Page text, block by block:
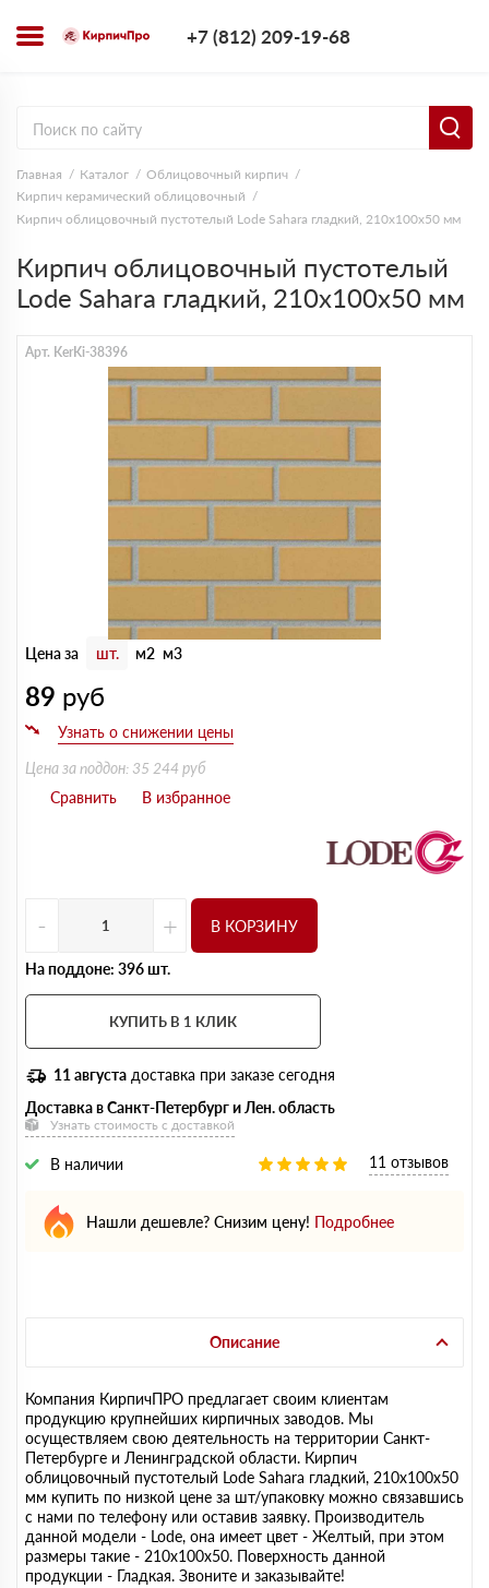
+7 (812) 209-19-68
Главная Каталог
Облицовочный кирпич
Кирпич керамический облицовочный
Кирпич облицовочный пустотелый Lode Sahara гладкий, 210х100х50 мм
Кирпич облицовочный пустотелый
Lode Sahara гладкий, 210х100х50 мм
Арт. KerKi-38396
Цена за шт. м2 м3
89 руб
Цена за поддон: 35 244 руб
- + В КОРЗИНУ
На поддоне: 396 шт.
КУПИТЬ В 1 КЛИК
11 августа доставка при заказе сегодня
Доставка в Санкт-Петербург и Лен. область
Узнать стоимость с доставкой
В наличии 11 отзывов
Нашли дешевле? Снизим цену! Подробнее
Описание
Компания КирпичПРО предлагает своим клиентам
продукцию крупнейших кирпичных заводов. Мы
осуществляем свою деятельность на территории Санкт-
Петербурге и Ленинградской области. Кирпич
облицовочный пустотелый Lode Sahara гладкий, 210х100х50
мм купить по низкой цене за шт/упаковку можно связавшись
с нами по телефону или оставив заявку. Производитель
данной модели - Lode, она имеет цвет - Желтый, при этом
размеры такие - 210х100х50. Поверхность данной
продукции - Гладкая. Звоните и заказывайте!